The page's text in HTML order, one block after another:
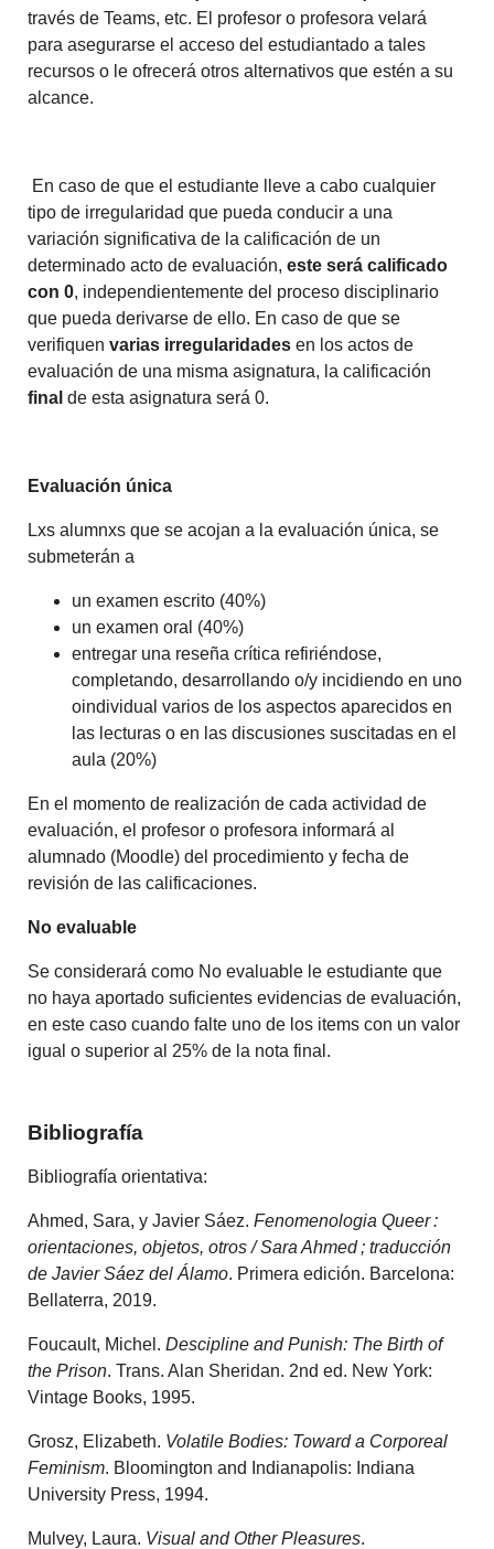
través de Teams, etc. El profesor o profesora velará
para asegurarse el acceso del estudiantado a tales
recursos o le ofrecerá otros alternativos que estén a su
alcance.
En caso de que el estudiante lleve a cabo cualquier
tipo de irregularidad que pueda conducir a una
variación significativa de la calificación de un
determinado acto de evaluación,este será calificado
con 0, independientemente del proceso disciplinario
que pueda derivarse de ello. En caso de que se
verifiquenvarias irregularidades en los actos de
evaluación de una misma asignatura, la calificación
final de esta asignatura será 0.
Evaluación única
Lxs alumnxs que se acojan a la evaluación única, se
submeterán a
un examen escrito (40%)
un examen oral (40%)
entregar una reseña crítica refiriéndose,
completando, desarrollando o/y incidiendo en uno
oindividual varios de los aspectos aparecidos en
las lecturas o en las discusiones suscitadas en el
aula (20%)
En el momento de realización de cada actividad de
evaluación, el profesor o profesora informará al
alumnado (Moodle) del procedimiento y fecha de
revisión de las calificaciones.
No evaluable
Se considerará como No evaluable le estudiante que
no haya aportado suficientes evidencias de evaluación,
en este caso cuando falte uno de los items con un valor
igual o superior al 25% de la nota final.
Bibliografía
Bibliografía orientativa:
Ahmed, Sara, y Javier Sáez.Fenomenologia Queer :
orientaciones, objetos, otros / Sara Ahmed ; traducción
de Javier Sáez del Álamo. Primera edición. Barcelona:
Bellaterra, 2019.
Foucault, Michel.Descipline and Punish: The Birth of
the Prison. Trans. Alan Sheridan. 2nd ed. New York:
Vintage Books, 1995.
Grosz, Elizabeth. Volatile Bodies: Toward a Corporeal
Feminism. Bloomington and Indianapolis: Indiana
University Press, 1994.
Mulvey, Laura. Visual and Other Pleasures.